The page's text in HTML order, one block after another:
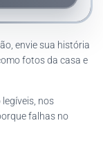
envie sua história
fotos da casa e
nos
falhas no